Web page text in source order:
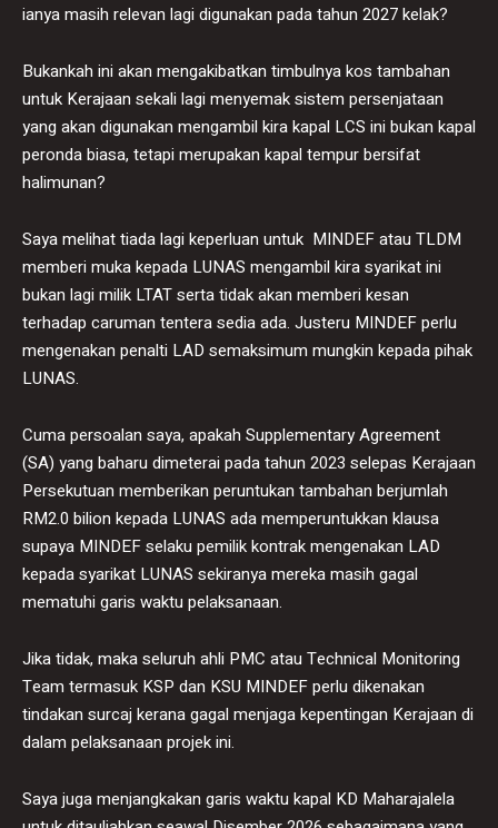
ianya masih relevan lagi digunakan pada tahun 2027 kelak?
Bukankah ini akan mengakibatkan timbulnya kos tambahan
untuk Kerajaan sekali lagi menyemak sistem persenjataan
yang akan digunakan mengambil kira kapal LCS ini bukan kapal
peronda biasa, tetapi merupakan kapal tempur bersifat
halimunan?
Saya melihat tiada lagi keperluan untuk MINDEF atau TLDM
memberi muka kepada LUNAS mengambil kira syarikat ini
bukan lagi milik LTAT serta tidak akan memberi kesan
terhadap caruman tentera sedia ada. Justeru MINDEF perlu
mengenakan penalti LAD semaksimum mungkin kepada pihak
LUNAS.
Cuma persoalan saya, apakah Supplementary Agreement
(SA) yang baharu dimeterai pada tahun 2023 selepas Kerajaan
Persekutuan memberikan peruntukan tambahan berjumlah
RM2.0 bilion kepada LUNAS ada memperuntukkan klausa
supaya MINDEF selaku pemilik kontrak mengenakan LAD
kepada syarikat LUNAS sekiranya mereka masih gagal
mematuhi garis waktu pelaksanaan.
Jika tidak, maka seluruh ahli PMC atau Technical Monitoring
Team termasuk KSP dan KSU MINDEF perlu dikenakan
tindakan surcaj kerana gagal menjaga kepentingan Kerajaan di
dalam pelaksanaan projek ini.
Saya juga menjangkakan garis waktu kapal KD Maharajalela